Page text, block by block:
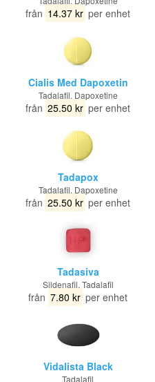
från 14.37 kr per enhet
Cialis Med Dapoxetin
Tadalafil, Dapoxetine
från 25.50 kr per enhet
Tadapox
Tadalafil, Dapoxetine
från 25.50 kr per enhet
Tadasiva
Sildenafil, Tadalafil
från 7.80 kr per enhet
Vidalista Black
Tadalafil